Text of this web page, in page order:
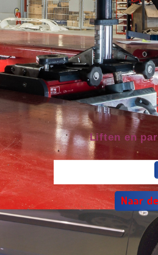
Liften en
Naar